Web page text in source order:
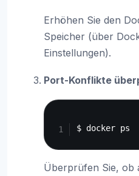
Erhöhen Sie den
Speicher (über
Einstellungen).
Port-Konflikte
Überprüfen Sie, ob